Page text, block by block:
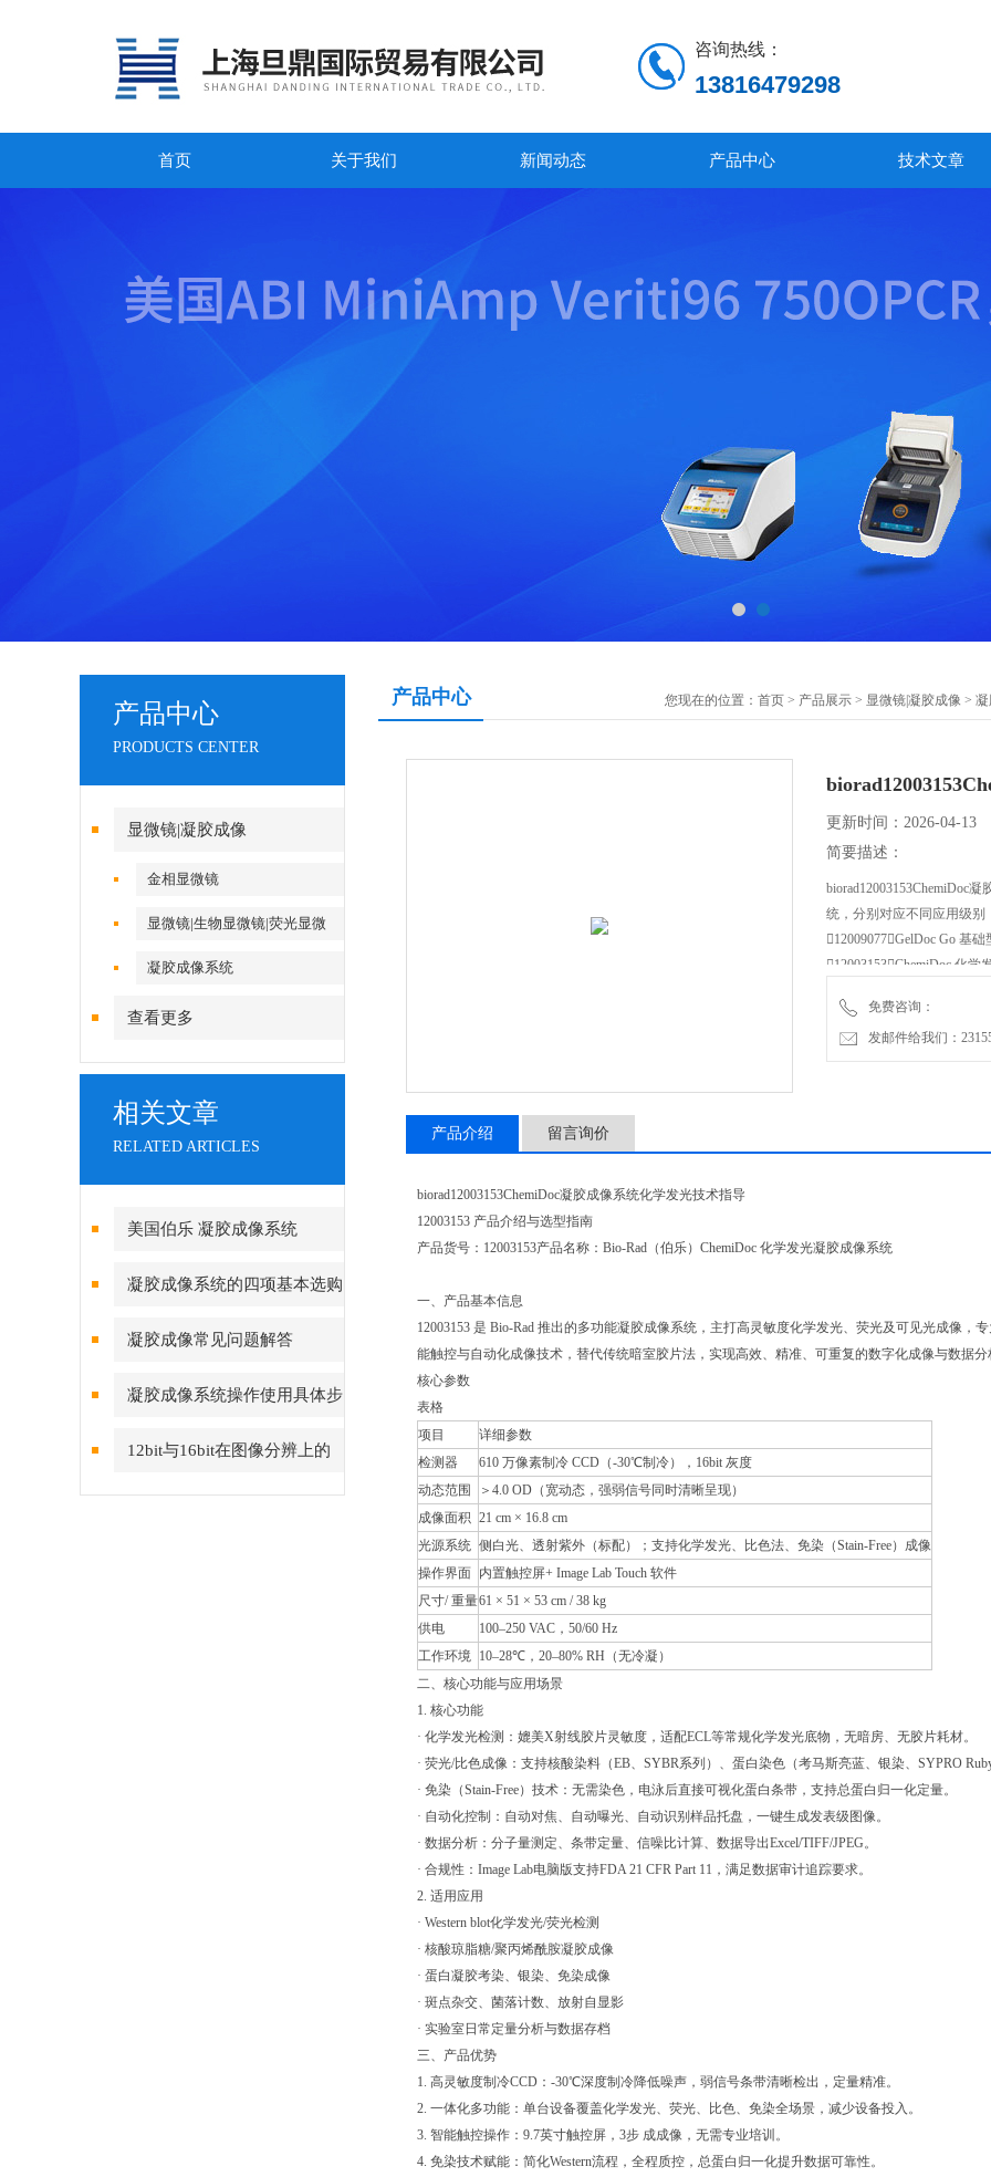
咨询热线：
13816479298
首页 关于我们 新闻动态 产品中心 技术文章
产品中心
PRODUCTS CENTER
显微镜|凝胶成像
金相显微镜
显微镜|生物显微镜|荧光显微
镜|倒置显微镜
凝胶成像系统
查看更多
相关文章
RELATED ARTICLES
美国伯乐 凝胶成像系统
12009077和12003153的区别
凝胶成像系统的四项基本选购
原则
凝胶成像常见问题解答
凝胶成像系统操作使用具体步
12bit与16bit在图像分辨上的
区别
产品中心 您现在的位置： 首页 > 产品展示 > 显微镜|凝胶成像 >
更新时间：2026-04-13
简要描述：
biorad12003153ChemiDoc
统，分别对应不同应用级别
12009077：GelDoc Go 基础
12003153：ChemiDoc 化学
免费咨询：
发邮件给我们：
产品介绍 留言询价
biorad12003153ChemiDoc凝胶成像系统化学发光技术指导
12003153 产品介绍与选型指南
产品货号：12003153产品名称：Bio-Rad（伯乐）ChemiDoc 化学发光凝胶成像系统
一、产品基本信息
12003153 是 Bio-Rad 推出的多功能凝胶成像系统，主打高灵敏度化学发光、荧光及可见光成像，
能触控与自动化成像技术，替代传统暗室胶片法，实现高效、精准、可重复的数字化成像与数据分
核心参数
表格
项目
详细参数
检测器
610 万像素制冷 CCD（-30℃制冷），16bit 灰度
动态范围
＞4.0 OD（宽动态，强弱信号同时清晰呈现）
成像面积 21 cm × 16.8 cm
光源系统 侧白光、透射紫外（标配）；支持化学发光、比色法、免染（Stain-Free）成像
操作界面 内置触控屏+ Image Lab Touch 软件
尺寸/ 重量61 × 51 × 53 cm / 38 kg
供电
100–250 VAC，50/60 Hz
工作环境 10–28℃，20–80% RH（无冷凝）
二、核心功能与应用场景
1. 核心功能
· 化学发光检测：媲美X射线胶片灵敏度，适配ECL等常规化学发光底物，无暗房、无胶片耗材。
· 荧光/比色成像：支持核酸染料（EB、SYBR系列）、蛋白染色（考马斯亮蓝、银染、SYPRO
· 免染（Stain-Free）技术：无需染色，电泳后直接可视化蛋白条带，支持总蛋白归一化定量。
· 自动化控制：自动对焦、自动曝光、自动识别样品托盘，一键生成发表级图像。
· 数据分析：分子量测定、条带定量、信噪比计算、数据导出Excel/TIFF/JPEG。
· 合规性：Image Lab电脑版支持FDA 21 CFR Part 11，满足数据审计追踪要求。
2. 适用应用
· Western blot化学发光/荧光检测
· 核酸琼脂糖/聚丙烯酰胺凝胶成像
· 蛋白凝胶考染、银染、免染成像
· 斑点杂交、菌落计数、放射自显影
· 实验室日常定量分析与数据存档
三、产品优势
1. 高灵敏度制冷CCD：-30℃深度制冷降低噪声，弱信号条带清晰检出，定量精准。
2. 一体化多功能：单台设备覆盖化学发光、荧光、比色、免染全场景，减少设备投入。
3. 智能触控操作：9.7英寸触控屏，3步 成成像，无需专业培训。
4. 免染技术赋能：简化Western流程，全程质控，总蛋白归一化提升数据可靠性。